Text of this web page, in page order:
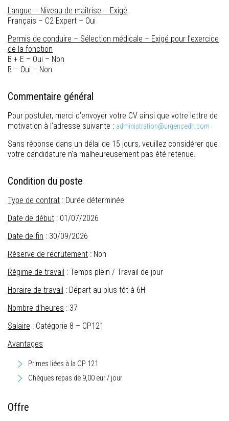
Langue – Niveau de maîtrise – Exigé
Français – C2 Expert – Oui
Permis de conduire – Sélection médicale – Exigé pour l’exercice
de la fonction
B + E – Oui – Non
B – Oui – Non
Commentaire général
Pour postuler, merci d’envoyer votre CV ainsi que votre lettre de
motivation à l’adresse suivante : administration@urgencedh.com
Sans réponse dans un délai de 15 jours, veuillez considérer que
votre candidature n’a malheureusement pas été retenue.
Condition du poste
Type de contrat : Durée déterminée
Date de début : 01/07/2026
Date de fin : 30/09/2026
Réserve de recrutement : Non
Régime de travail : Temps plein / Travail de jour
Horaire de travail : Départ au plus tôt à 6H
Nombre d’heures : 37
Salaire : Catégorie 8 – CP121
Avantages
Primes liées à la CP 121
Chèques repas de 9,00 eur / jour
Offre